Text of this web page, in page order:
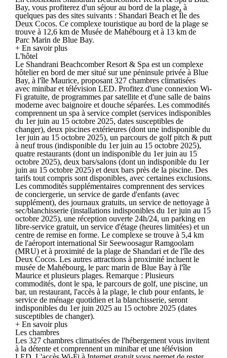
Bay, vous profiterez d'un séjour au bord de la plage, à
quelques pas des sites suivants : Shandari Beach et Île des
Deux Cocos. Ce complexe touristique au bord de la plage se
trouve à 12,6 km de Musée de Mahébourg et à 13 km de
Parc Marin de Blue Bay.
+ En savoir plus
L'hôtel
Le Shandrani Beachcomber Resort & Spa est un complexe
hôtelier en bord de mer situé sur une péninsule privée à Blue
Bay, à l'île Maurice, proposant 327 chambres climatisées
avec minibar et télévision LED. Profitez d'une connexion Wi-
Fi gratuite, de programmes par satellite et d'une salle de bains
moderne avec baignoire et douche séparées. Les commodités
comprennent un spa à service complet (services indisponibles
du 1er juin au 15 octobre 2025, dates susceptibles de
changer), deux piscines extérieures (dont une indisponible du
1er juin au 15 octobre 2025), un parcours de golf pitch & putt
à neuf trous (indisponible du 1er juin au 15 octobre 2025),
quatre restaurants (dont un indisponible du 1er juin au 15
octobre 2025), deux bars/salons (dont un indisponible du 1er
juin au 15 octobre 2025) et deux bars près de la piscine. Des
tarifs tout compris sont disponibles, avec certaines exclusions.
Les commodités supplémentaires comprennent des services
de conciergerie, un service de garde d'enfants (avec
supplément), des journaux gratuits, un service de nettoyage à
sec/blanchisserie (installations indisponibles du 1er juin au 15
octobre 2025), une réception ouverte 24h/24, un parking en
libre-service gratuit, un service d'étage (heures limitées) et un
centre de remise en forme. Le complexe se trouve à 5,4 km
de l'aéroport international Sir Seewoosagur Ramgoolam
(MRU) et à proximité de la plage de Shandari et de l'île des
Deux Cocos. Les autres attractions à proximité incluent le
musée de Mahébourg, le parc marin de Blue Bay à l'île
Maurice et plusieurs plages. Remarque : Plusieurs
commodités, dont le spa, le parcours de golf, une piscine, un
bar, un restaurant, l'accès à la plage, le club pour enfants, le
service de ménage quotidien et la blanchisserie, seront
indisponibles du 1er juin 2025 au 15 octobre 2025 (dates
susceptibles de changer).
+ En savoir plus
Les chambres
Les 327 chambres climatisées de l'hébergement vous invitent
à la détente et comprennent un minibar et une télévision